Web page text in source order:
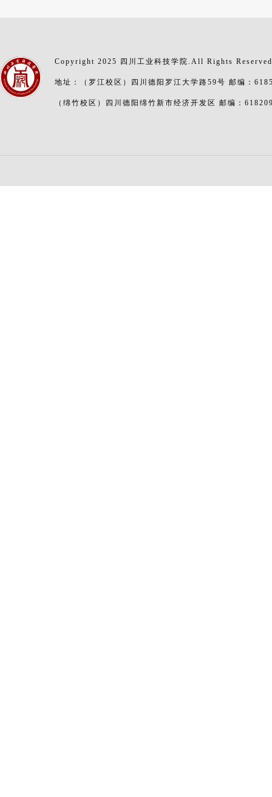
Copyright 2025 四川工业科技学院.All Rights
地址：（罗江校区）四川德阳罗江大学路59号 邮编：
（绵竹校区）四川德阳绵竹新市经济开发区 邮编：